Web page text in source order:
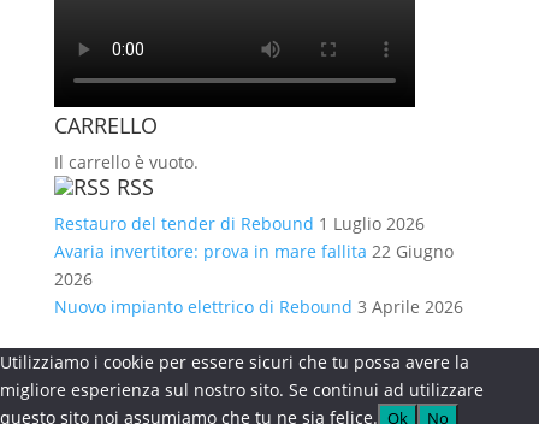
CARRELLO
Il carrello è vuoto.
RSS
Restauro del tender di Rebound 1 Luglio 2026
Avaria invertitore: prova in mare fallita 22 Giugno
2026
Nuovo impianto elettrico di Rebound 3 Aprile 2026
Utilizziamo i cookie per essere sicuri che tu possa avere la
migliore esperienza sul nostro sito. Se continui ad utilizzare
questo sito noi assumiamo che tu ne sia felice. Ok No